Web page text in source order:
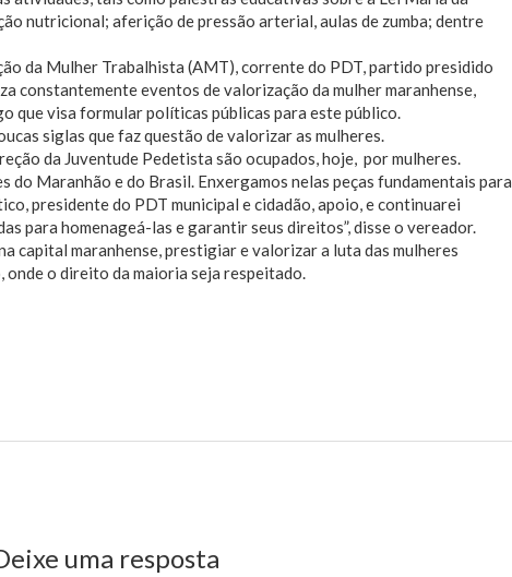
nutricional; aferição de pressão arterial, aulas de zumba; dentre
da Mulher Trabalhista (AMT), corrente do PDT, partido presidido
constantemente eventos de valorização da mulher maranhense,
que visa formular políticas públicas para este público.
siglas que faz questão de valorizar as mulheres.
da Juventude Pedetista são ocupados, hoje, por mulheres.
do Maranhão e do Brasil. Enxergamos nelas peças fundamentais para
presidente do PDT municipal e cidadão, apoio, e continuarei
para homenageá-las e garantir seus direitos”, disse o vereador.
capital maranhense, prestigiar e valorizar a luta das mulheres
o direito da maioria seja respeitado.
uma resposta